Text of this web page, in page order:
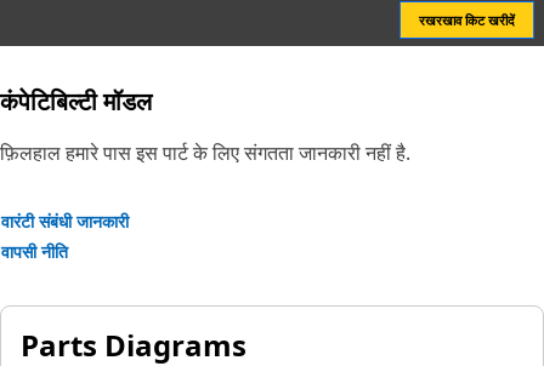
रखरखाव किट खरीदें
कंपेटिबिल्टी मॉडल
फ़िलहाल हमारे पास इस पार्ट के लिए संगतता जानकारी नहीं है.
वारंटी संबंधी जानकारी
वापसी नीति
Parts Diagrams